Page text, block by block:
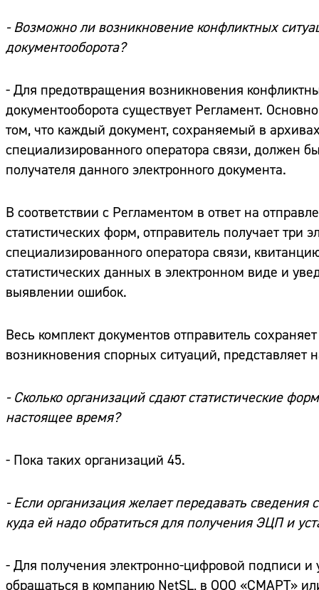
- Возможно ли возникновение конфликтных
документооборота?
- Для предотвращения возникновения
документооборота существует Регламент.
том, что каждый документ, сохраняемый в
специализированного оператора связи, должен
получателя данного электронного документа.
В соответствии с Регламентом в ответ на
статистических форм, отправитель получает три
специализированного оператора связи,
статистических данных в электронном виде и
выявлении ошибок.
Весь комплект документов отправитель
возникновения спорных ситуаций, представляет
- Сколько организаций сдают статистические
настоящее время?
- Пока таких организаций 45.
- Если организация желает передавать
куда ей надо обратиться для получения ЭЦП и
- Для получения электронно-цифровой подписи
обращаться в компанию NetSL, в ООО «СМАРТ»